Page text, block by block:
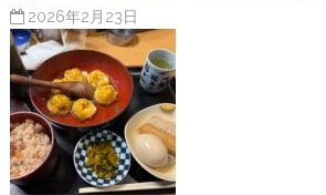
2026年2月23日